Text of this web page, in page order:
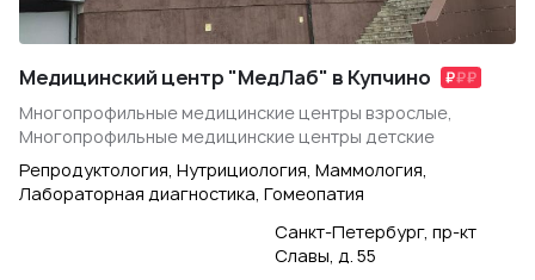
Медицинский центр "МедЛаб" в Купчино
Многопрофильные медицинские центры взрослые,
Многопрофильные медицинские центры детские
Репродуктология, Нутрициология, Маммология,
Лабораторная диагностика, Гомеопатия
Санкт-Петербург, пр-кт
Славы, д. 55